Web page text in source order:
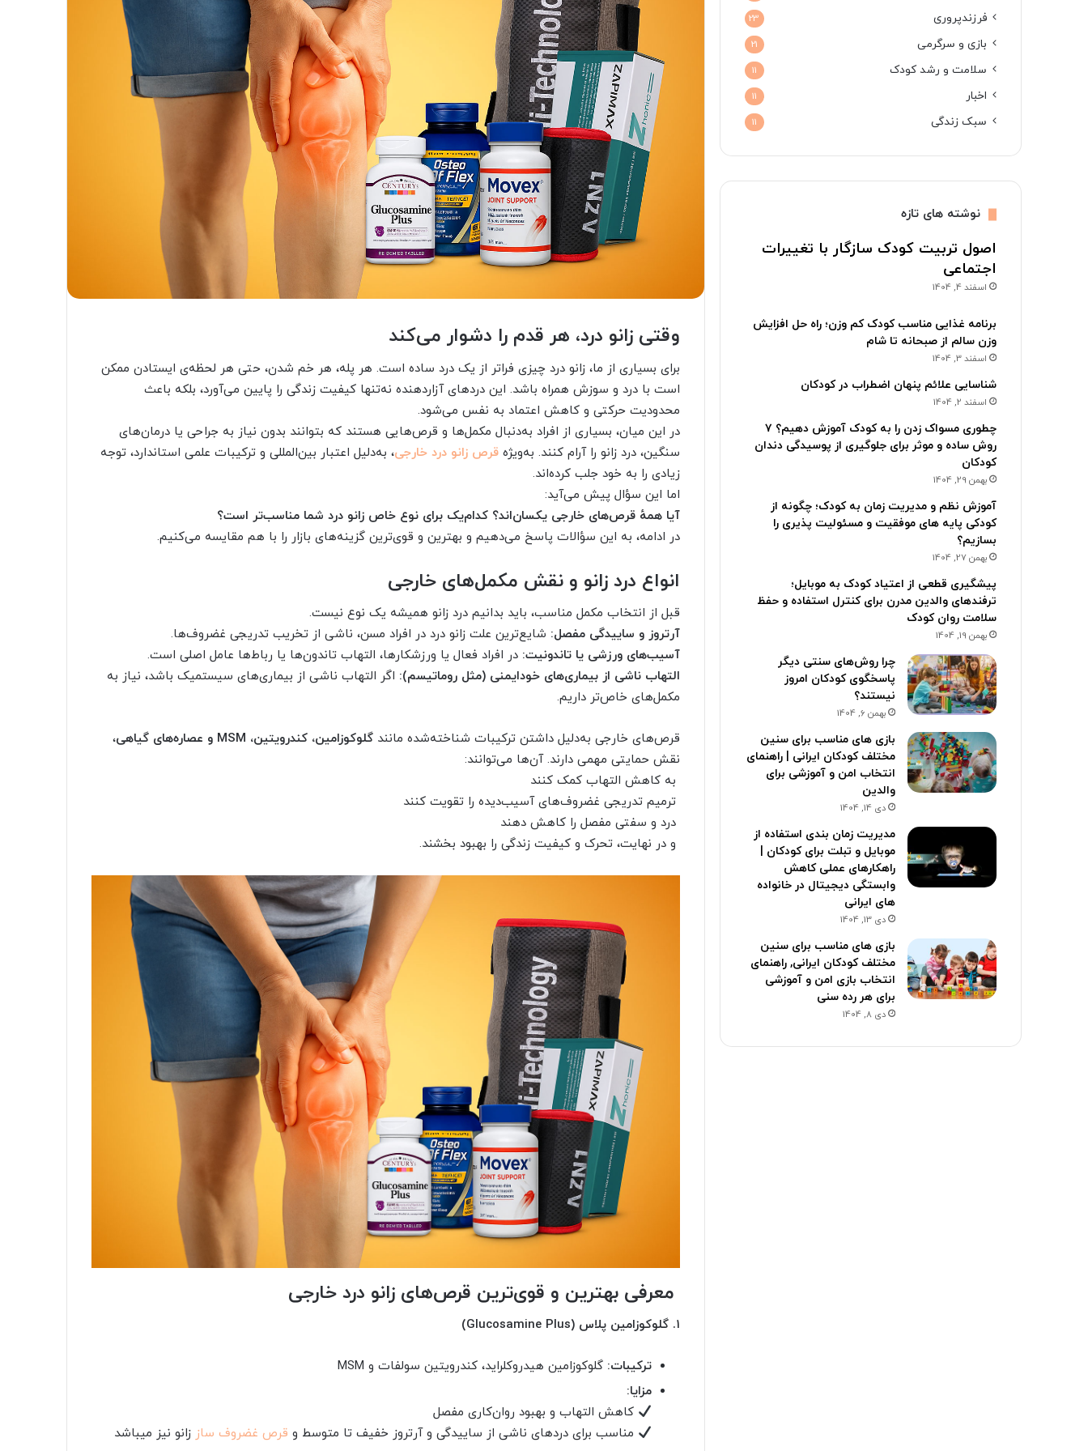
وقتی زانو درد، هر قدم را دشوار می‌کند
برای بسیاری از ما، زانو درد چیزی فراتر از یک درد ساده است. هر پله‌، هر خم شدن، حتی هر لحظه‌ی ایستادن ممکن
است با درد و سوزش همراه باشد. این دردهای آزاردهنده نه‌تنها کیفیت زندگی را پایین می‌آورد، بلکه باعث
محدودیت حرکتی و کاهش اعتماد به نفس می‌شود.
در این میان، بسیاری از افراد به‌دنبال مکمل‌ها و قرص‌هایی هستند که بتوانند بدون نیاز به جراحی یا درمان‌های
سنگین، درد زانو را آرام کنند. به‌ویژهقرص‌ زانو درد خارجی، به‌دلیل اعتبار بین‌المللی و ترکیبات علمی استاندارد، توجه
زیادی را به خود جلب کرده‌اند.
اما این سؤال پیش می‌آید:
آیا همهٔ قرص‌های خارجی یکسان‌اند؟ کدام‌یک برای نوع خاص زانو درد شما مناسب‌تر است؟
در ادامه، به این سؤالات پاسخ می‌دهیم و بهترین و قوی‌ترین گزینه‌های بازار را با هم مقایسه می‌کنیم.
انواع درد زانو و نقش مکمل‌های خارجی
قبل از انتخاب مکمل مناسب، باید بدانیم درد زانو همیشه یک نوع نیست.
آرتروز و ساییدگی مفصل: شایع‌ترین علت زانو درد در افراد مسن، ناشی از تخریب تدریجی غضروف‌ها.
آسیب‌های ورزشی یا تاندونیت: در افراد فعال یا ورزشکارها، التهاب تاندون‌ها یا رباط‌ها عامل اصلی است.
التهاب ناشی از بیماری‌های خودایمنی (مثل روماتیسم): اگر التهاب ناشی از بیماری‌های سیستمیک باشد، نیاز به
مکمل‌های خاص‌تر داریم.
قرص‌های خارجی به‌دلیل داشتن ترکیبات شناخته‌شده مانندگلوکوزامین، کندرویتین، MSM و عصاره‌های گیاهی
،
نقش حمایتی مهمی دارند. آن‌ها می‌توانند:
به کاهش التهاب کمک کنند
ترمیم تدریجی غضروف‌های آسیب‌دیده را تقویت کنند
درد و سفتی مفصل را کاهش دهند
و در نهایت، تحرک و کیفیت زندگی را بهبود بخشند.
معرفی بهترین و قوی‌ترین قرص‌های زانو درد خارجی
۱. گلوکوزامین پلاس (Glucosamine Plus)
ترکیبات: گلوکوزامین هیدروکلراید، کندرویتین سولفات و MSM
مزایا:
کاهش التهاب و بهبود روان‌کاری مفصل
مناسب برای دردهای ناشی از ساییدگی و آرتروز خفیف تا متوسط و قرص غضروف ساز زانو نیز میباشد
فرزندپروری 23
بازی و سرگرمی 21
سلامت و رشد کودک 11
اخبار 11
سبک زندگی 11
نوشته های تازه
اصول تربیت کودک سازگار با تغییرات
اجتماعی
اسفند 4, 1404
برنامه غذایی مناسب کودک کم وزن؛ راه حل افزایش
وزن سالم از صبحانه تا شام
اسفند 3, 1404
شناسایی علائم پنهان اضطراب در کودکان
اسفند 2, 1404
چطوری مسواک زدن را به کودک آموزش دهیم؟ ۷
روش ساده و موثر برای جلوگیری از پوسیدگی دندان
کودکان
بهمن 29, 1404
آموزش نظم و مدیریت زمان به کودک؛ چگونه از
کودکی پایه های موفقیت و مسئولیت پذیری را
بسازیم؟
بهمن 27, 1404
پیشگیری قطعی از اعتیاد کودک به موبایل؛
ترفندهای والدین مدرن برای کنترل استفاده و حفظ
سلامت روان کودک
بهمن 19, 1404
چرا روش‌های سنتی دیگر
پاسخگوی کودکان امروز
نیستند؟
بهمن 6, 1404
بازی های مناسب برای سنین
مختلف کودکان ایرانی | راهنمای
انتخاب امن و آموزشی برای
والدین
دی 14, 1404
مدیریت زمان بندی استفاده از
موبایل و تبلت برای کودکان |
راهکارهای عملی کاهش
وابستگی دیجیتال در خانواده
های ایرانی
دی 13, 1404
بازی های مناسب برای سنین
مختلف کودکان ایرانی, راهنمای
انتخاب بازی امن و آموزشی
برای هر رده سنی
دی 8, 1404